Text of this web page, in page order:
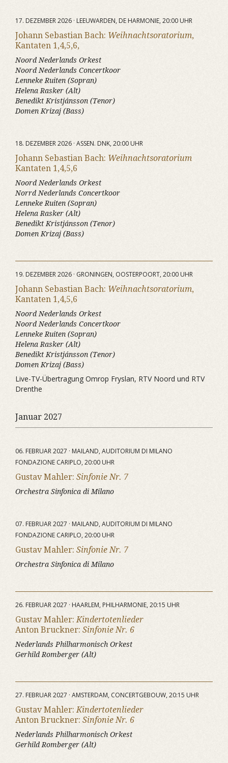
17. DEZEMBER 2026 · LEEUWARDEN, DE HARMONIE, 20:00 UHR
Johann Sebastian Bach: Weihnachtsoratorium,
Kantaten 1,4,5,6,
Noord Nederlands Orkest
Noord Nederlands Concertkoor
Lenneke Ruiten (Sopran)
Helena Rasker (Alt)
Benedikt Kristjánsson (Tenor)
Domen Krizaj (Bass)
18. DEZEMBER 2026 · ASSEN. DNK, 20:00 UHR
Johann Sebastian Bach: Weihnachtsoratorium
Kantaten 1,4,5,6
Noord Nederlands Orkest
Norrd Nederlands Concertkoor
Lenneke Ruiten (Sopran)
Helena Rasker (Alt)
Benedikt Kristjánsson (Tenor)
Domen Krizaj (Bass)
19. DEZEMBER 2026 · GRONINGEN, OOSTERPOORT, 20:00 UHR
Johann Sebastian Bach: Weihnachtsoratorium,
Kantaten 1,4,5,6
Noord Nederlands Orkest
Noord Nederlands Concertkoor
Lenneke Ruiten (Sopran)
Helena Rasker (Alt)
Benedikt Kristjánsson (Tenor)
Domen Krizaj (Bass)
Live-TV-Übertragung Omrop Fryslan, RTV Noord und RTV
Drenthe
Januar 2027
06. FEBRUAR 2027 · MAILAND, AUDITORIUM DI MILANO
FONDAZIONE CARIPLO, 20:00 UHR
Gustav Mahler: Sinfonie Nr. 7
Orchestra Sinfonica di Milano
07. FEBRUAR 2027 · MAILAND, AUDITORIUM DI MILANO
FONDAZIONE CARIPLO, 20:00 UHR
Gustav Mahler: Sinfonie Nr. 7
Orchestra Sinfonica di Milano
26. FEBRUAR 2027 · HAARLEM, PHILHARMONIE, 20:15 UHR
Gustav Mahler:Kindertotenlieder
Anton Bruckner: Sinfonie Nr. 6
Nederlands Philharmonisch Orkest
Gerhild Romberger (Alt)
27. FEBRUAR 2027 · AMSTERDAM, CONCERTGEBOUW, 20:15 UHR
Gustav Mahler:Kindertotenlieder
Anton Bruckner: Sinfonie Nr. 6
Nederlands Philharmonisch Orkest
Gerhild Romberger (Alt)